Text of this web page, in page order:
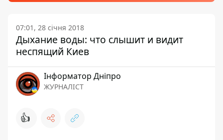
07:01, 28 січня 2018
Дыхание воды: что слышит и видит
неспящий Киев
Інформатор Дніпро
ЖУРНАЛІСТ
👍